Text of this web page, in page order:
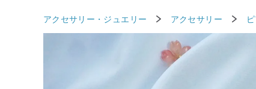
アクセサリー・ジュエリー アクセサリー